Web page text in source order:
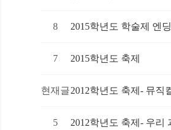
8 2015학년도 학술제 엔
7 2015학년도 축제
현재글2012학년도 축제- 뮤직
5 2012학년도 축제- 우리